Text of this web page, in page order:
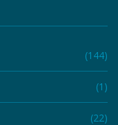
(144)
(1)
(22)